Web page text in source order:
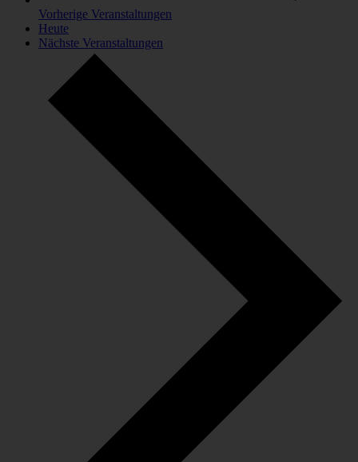
Vorherige Veranstaltungen
Heute
Nächste Veranstaltungen